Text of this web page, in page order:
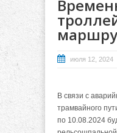
июля 12, 2024
В связи с
трамвайного
по 10.08.2024